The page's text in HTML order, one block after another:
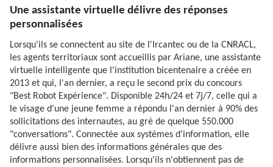
Une assistante virtuelle délivre des réponses
personnalisées
Lorsqu'ils se connectent au site de l'Ircantec ou de la CNRACL,
les agents territoriaux sont accueillis par Ariane, une assistante
virtuelle intelligente que l'institution bicentenaire a créée en
2013 et qui, l'an dernier, a reçu le second prix du concours
"Best Robot Expérience". Disponible 24h/24 et 7j/7, celle qui a
le visage d'une jeune femme a répondu l'an dernier à 90% des
sollicitations des internautes, au gré de quelque 550.000
"conversations". Connectée aux systèmes d'information, elle
délivre aussi bien des informations générales que des
informations personnalisées. Lorsqu'ils n'obtiennent pas de